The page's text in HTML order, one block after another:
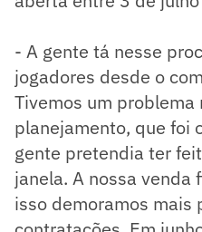
- A gente tá nesse
jogadores desde o
Tivemos um problema
planejamento, que foi
gente pretendia ter
janela. A nossa
isso demoramos mais